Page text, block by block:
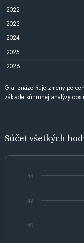
2022
2023
2024
2025
2026
Graf znázorňuje zmeny
základe súhrnnej analýzy
Súčet všetkých
40
42
44